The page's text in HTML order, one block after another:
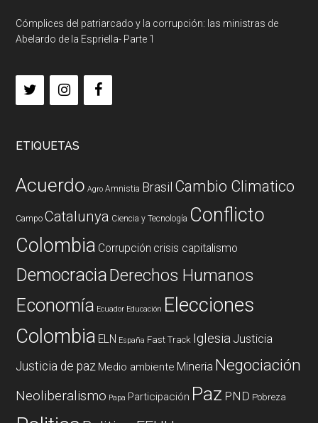
Cómplices del patriarcado y la corrupción: las ministras de
Abelardo de la Espriella- Parte 1
ETIQUETAS
Acuerdo Agro Amnistia Brasil Cambio Climatico
Campo Catalunya Ciencia y Tecnología Conflicto
Colombia Corrupción crisis capitalismo
DemocraciaDerechos Humanos
Economía Ecuador Educación Elecciones
Colombia ELN España Fast Track Iglesia Justicia
Justicia de paz Medio ambiente Mineria Negociación
Neoliberalismo Papa Participación Paz PND Pobreza